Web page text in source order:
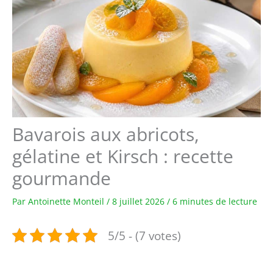
Bavarois aux abricots,
gélatine et Kirsch : recette
gourmande
Par Antoinette Monteil / 8 juillet 2026 / 6 minutes de lecture
5/5 - (7 votes)